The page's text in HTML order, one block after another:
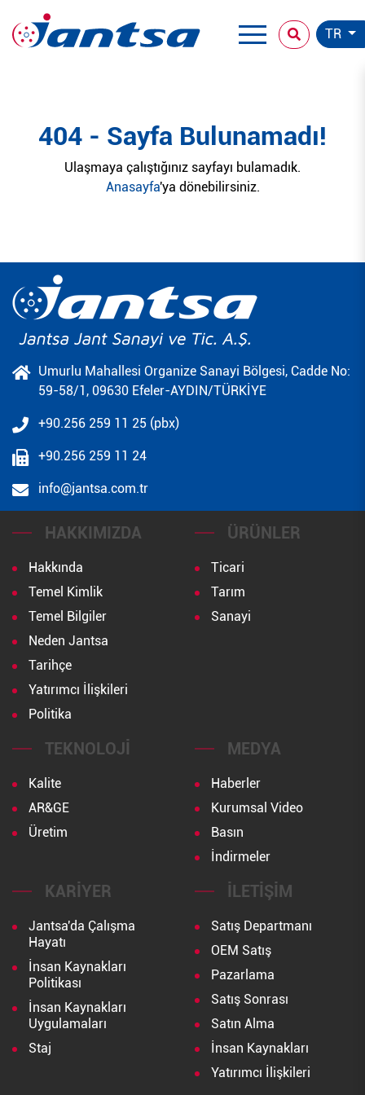
TR
404 - Sayfa Bulunamadı!
Ulaşmaya çalıştığınız sayfayı bulamadık.
Anasayfa'ya dönebilirsiniz.
Umurlu Mahallesi Organize Sanayi Bölgesi, Cadde No:
59-58/1, 09630 Efeler-AYDIN/TÜRKİYE
+90.256 259 11 25 (pbx)
+90.256 259 11 24
info@jantsa.com.tr
HAKKIMIZDA
Hakkında
Temel Kimlik
Temel Bilgiler
Neden Jantsa
Tarihçe
Yatırımcı İlişkileri
Politika
ÜRÜNLER
Ticari
Tarım
Sanayi
TEKNOLOJI
Kalite
AR&GE
Üretim
MEDYA
Haberler
Kurumsal Video
Basın
İndirmeler
KARIYER
Jantsa'da Çalışma
Hayatı
İnsan Kaynakları
Politikası
İnsan Kaynakları
Uygulamaları
Staj
İLETIŞIM
Satış Departmanı
OEM Satış
Pazarlama
Satış Sonrası
Satın Alma
İnsan Kaynakları
Yatırımcı İlişkileri